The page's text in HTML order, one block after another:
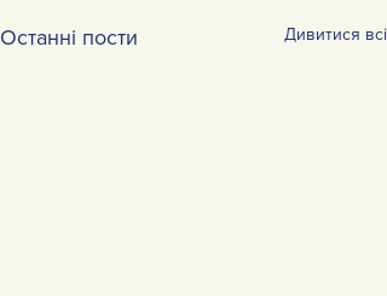
Останні пости Дивитися всі